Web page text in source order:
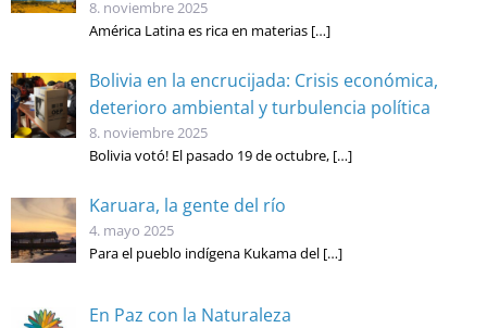
8. noviembre 2025
América Latina es rica en materias […]
Bolivia en la encrucijada: Crisis económica,
deterioro ambiental y turbulencia política
8. noviembre 2025
Bolivia votó! El pasado 19 de octubre, […]
Karuara, la gente del río
4. mayo 2025
Para el pueblo indígena Kukama del […]
En Paz con la Naturaleza